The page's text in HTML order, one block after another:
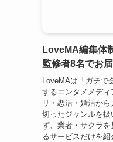
LoveMA編集体
監修者8名でお
LoveMAは「ガチで
するエンタメメデ
リ・恋活・婚活か
切ったジャンルを
ず、業者・サクラを
るサービスだけを